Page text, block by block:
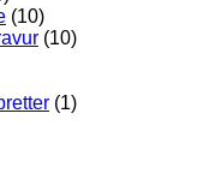
(10)
(10)
(1)